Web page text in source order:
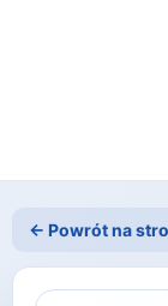
← Powrót na